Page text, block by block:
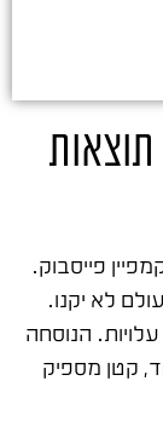
פייסבוק.
לא יקנו.
הנוסחה
קטן מספיק